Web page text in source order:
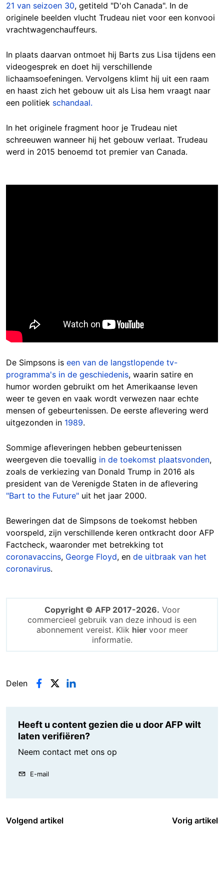
21 van seizoen 30, getiteld "D'oh Canada". In de
originele beelden vlucht Trudeau niet voor een konvooi
vrachtwagenchauffeurs.
In plaats daarvan ontmoet hij Barts zus Lisa tijdens een
videogesprek en doet hij verschillende
lichaamsoefeningen. Vervolgens klimt hij uit een raam
en haast zich het gebouw uit als Lisa hem vraagt naar
een politiek schandaal.
In het originele fragment hoor je Trudeau niet
schreeuwen wanneer hij het gebouw verlaat. Trudeau
werd in 2015 benoemd tot premier van Canada.
De Simpsons is een van de langstlopende tv-
programma's in de geschiedenis, waarin satire en
humor worden gebruikt om het Amerikaanse leven
weer te geven en vaak wordt verwezen naar echte
mensen of gebeurtenissen. De eerste aflevering werd
uitgezonden in 1989.
Sommige afleveringen hebben gebeurtenissen
weergeven die toevallig in de toekomst plaatsvonden,
zoals de verkiezing van Donald Trump in 2016 als
president van de Verenigde Staten in de aflevering
"Bart to the Future" uit het jaar 2000.
Beweringen dat de Simpsons de toekomst hebben
voorspeld, zijn verschillende keren ontkracht door AFP
Factcheck, waaronder met betrekking tot
coronavaccins, George Floyd, en de uitbraak van het
coronavirus.
Copyright © AFP 2017-2026. Voor
commercieel gebruik van deze inhoud is een
abonnement vereist. Klik hiervoor meer
informatie.
Delen
Heeft u content gezien die u door AFP wilt
laten verifiëren?
Neem contact met ons op
E-mail
Volgend artikel Vorig artikel